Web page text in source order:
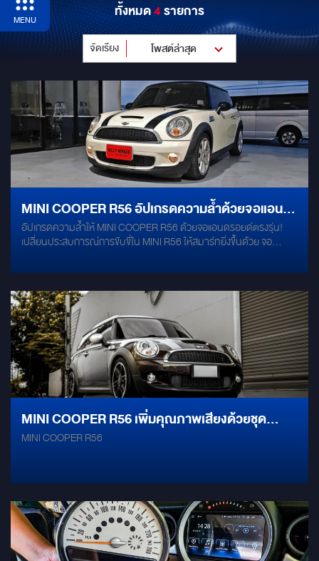
MENU ทั้งหมด4รายการ
จัดเรียง โพสต์ล่าสุด
MINI COOPER R56 อัปเกรดความล้ำด้วยจอแอน
ดรอยด์ตรงรุ่น
อัปเกรดความล้ำให้ MINI COOPER R56 ด้วยจอแอนดรอยด์ตรงรุ่น!
เปลี่ยนประสบการณ์การขับขี่ใน MINI R56 ให้สมาร์ทยิ่งขึ้นด้วย จอ
แบบ Plug & Play — ไม่ต้องตัดต่อสายไฟ 2 ระบบในจอเดียว: สลับกลับ
Time ทั้ง อัตราสิ้นเปลือง, ความเร็ว, อุณหภูมิ, และอีกมากมาย รองรับ
YouTube, Google Map, Spotify, และแอปอื่นๆ ได้ครบถ้วน เชื่อมต่อ
กล้องมองหลัง / รอบคัน และระบบควบคุมพวงมาลัยเดิมได้ งานติดตั้ง
เรียบร้อย เนียนตา เหมือนได้จอจากโรงงาน จบครบในเครื่องเดียว เพิ่ม
ความสนุกทุกเส้นทาง ขับ MINI ก็ต้องมีจอที่ “MINI” แล้ว “MAX” เรื่อง
ฟังก์ชัน
MINI COOPER R56 เพิ่มคุณภาพเสียงด้วยชุด
ลำโพง 3 ทาง ระดับไฮเอนด์ รุ่นยอดนิยม!
MINI COOPER R56